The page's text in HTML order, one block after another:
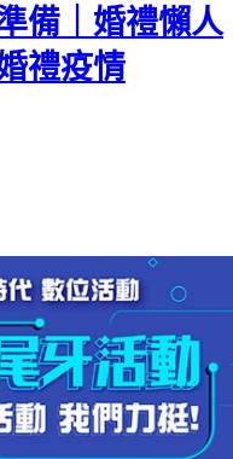
備｜婚禮懶人
禮疫情